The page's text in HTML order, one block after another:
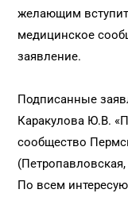
желающим
медицинское
заявление.
Подписанные
Каракулова Ю.В.
сообщество
(Петропавловская,
По всем